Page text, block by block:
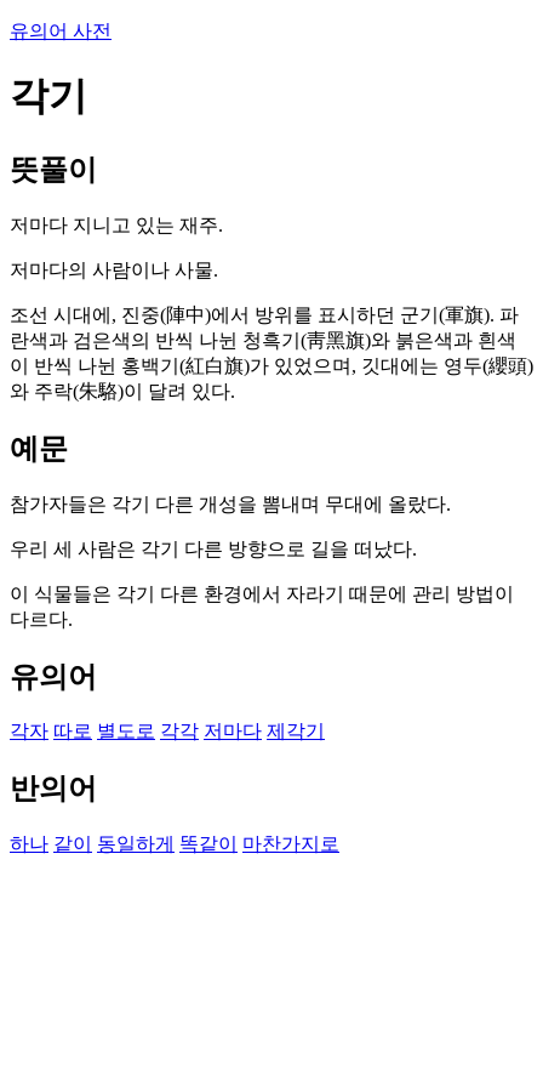
유의어 사전
각기
뜻풀이
저마다 지니고 있는 재주.
저마다의 사람이나 사물.
조선 시대에, 진중(陣中)에서 방위를 표시하던 군기(軍旗). 파
란색과 검은색의 반씩 나뉜 청흑기(靑黑旗)와 붉은색과 흰색
이 반씩 나뉜 홍백기(紅白旗)가 있었으며, 깃대에는 영두(纓頭)
와 주락(朱駱)이 달려 있다.
예문
참가자들은 각기 다른 개성을 뽐내며 무대에 올랐다.
우리 세 사람은 각기 다른 방향으로 길을 떠났다.
이 식물들은 각기 다른 환경에서 자라기 때문에 관리 방법이
다르다.
유의어
각자 따로 별도로 각각 저마다 제각기
반의어
하나 같이 동일하게 똑같이 마찬가지로